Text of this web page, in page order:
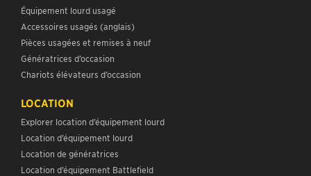
Équipement lourd usagé
Accessoires usagés (anglais)
Pièces usagées et remises à neuf
Génératrices d’occasion
Chariots élévateurs d’occasion
LOCATION
Explorer location d’équipement lourd
Location d’équipement lourd
Location de génératrices
Location d’équipement Battlefield